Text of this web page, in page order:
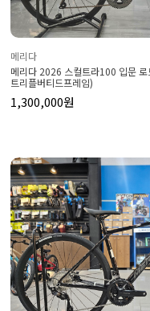
메리다
메리다 2026 스컬트라100 입문
트리플버티드프레임)
1,300,000원